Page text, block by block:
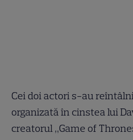
Cei doi actori s-au
organizată în cinstea lui
creatorul „Game of